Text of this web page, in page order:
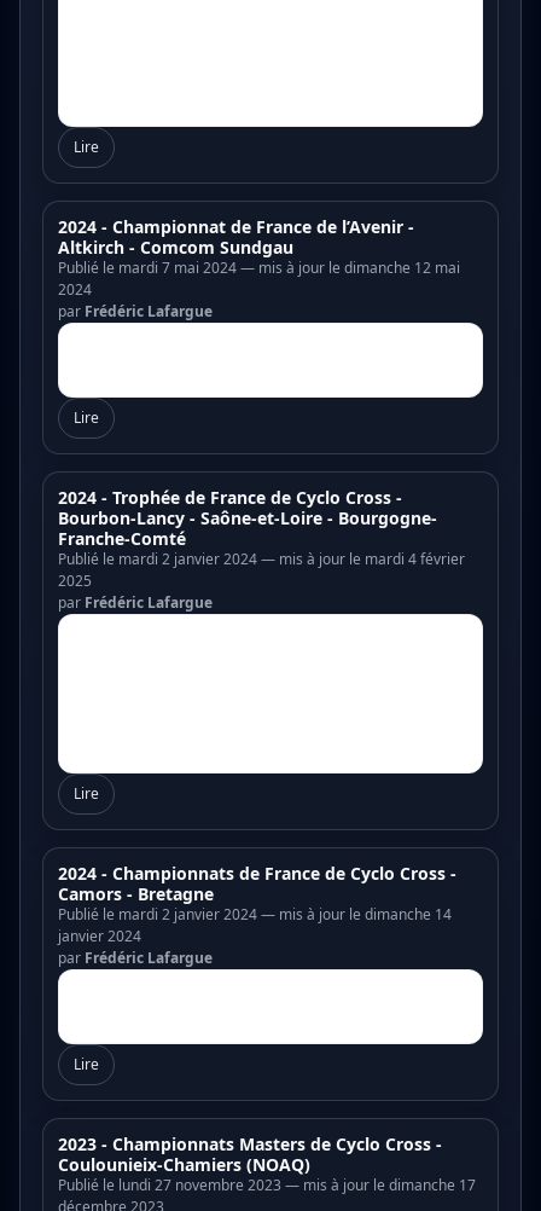
Lire
2024 - Championnat de France de l’Avenir -
Altkirch - Comcom Sundgau
Publié le mardi 7 mai 2024 — mis à jour le dimanche 12 mai
2024
par Frédéric Lafargue
Lire
2024 - Trophée de France de Cyclo Cross -
Bourbon-Lancy - Saône-et-Loire - Bourgogne-
Franche-Comté
Publié le mardi 2 janvier 2024 — mis à jour le mardi 4 février
2025
par Frédéric Lafargue
Lire
2024 - Championnats de France de Cyclo Cross -
Camors - Bretagne
Publié le mardi 2 janvier 2024 — mis à jour le dimanche 14
janvier 2024
par Frédéric Lafargue
Lire
2023 - Championnats Masters de Cyclo Cross -
Coulounieix-Chamiers (NOAQ)
Publié le lundi 27 novembre 2023 — mis à jour le dimanche 17
décembre 2023